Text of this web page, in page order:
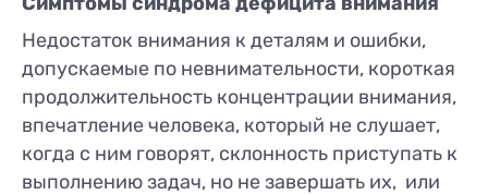
Недостаток внимания к деталям и ошибки,
допускаемые по невнимательности, короткая
продолжительность концентрации внимания,
впечатление человека, который не слушает,
когда с ним говорят, склонность приступать к
выполнению задач, но не завершать их, или